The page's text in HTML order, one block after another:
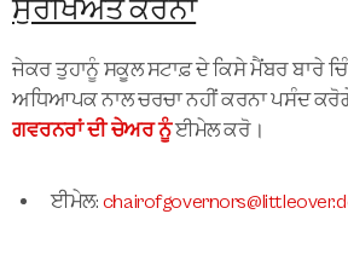
ਸੁਰੱਖਿਅਤ ਕਰਨਾ
ਜੇਕਰ ਤੁਹਾਨੂੰ ਸਕੂਲ ਸਟਾਫ਼ ਦੇ ਕਿਸੇ ਮੈਂਬਰ ਬਾਰੇ
ਅਧਿਆਪਕ ਨਾਲ ਚਰਚਾ ਨਹੀਂ ਕਰਨਾ ਪਸੰਦ
ਗਵਰਨਰਾਂ ਦੀ ਚੇਅਰ ਨੂੰਈਮੇਲ ਕਰੋ।
ਈਮੇਲ: